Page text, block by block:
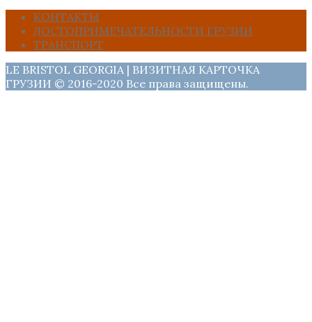
КОНТАКТЫ
ДОСТОПРИМЕЧАТЕЛЬНОСТИ ГРУЗИИ
ТРАНСПОРТ
LE BRISTOL GEORGIA | ВИЗИТНАЯ КАРТОЧКА
ГРУЗИИ © 2016-2020 Все права защищены.